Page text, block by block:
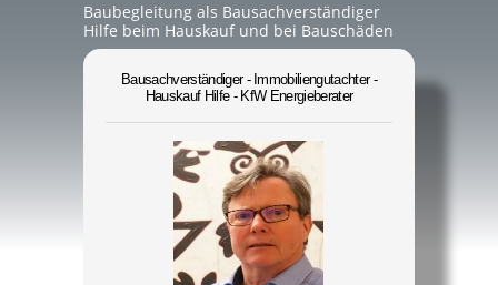
Baubegleitung als Bausachverständiger
Hilfe beim Hauskauf und bei Bauschäden
Bausachverständiger - Immobiliengutachter -
Hauskauf Hilfe - KfW Energieberater